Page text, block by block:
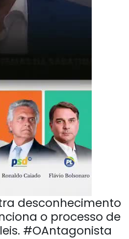
desconhecimento
o processo de
#OAntagonista